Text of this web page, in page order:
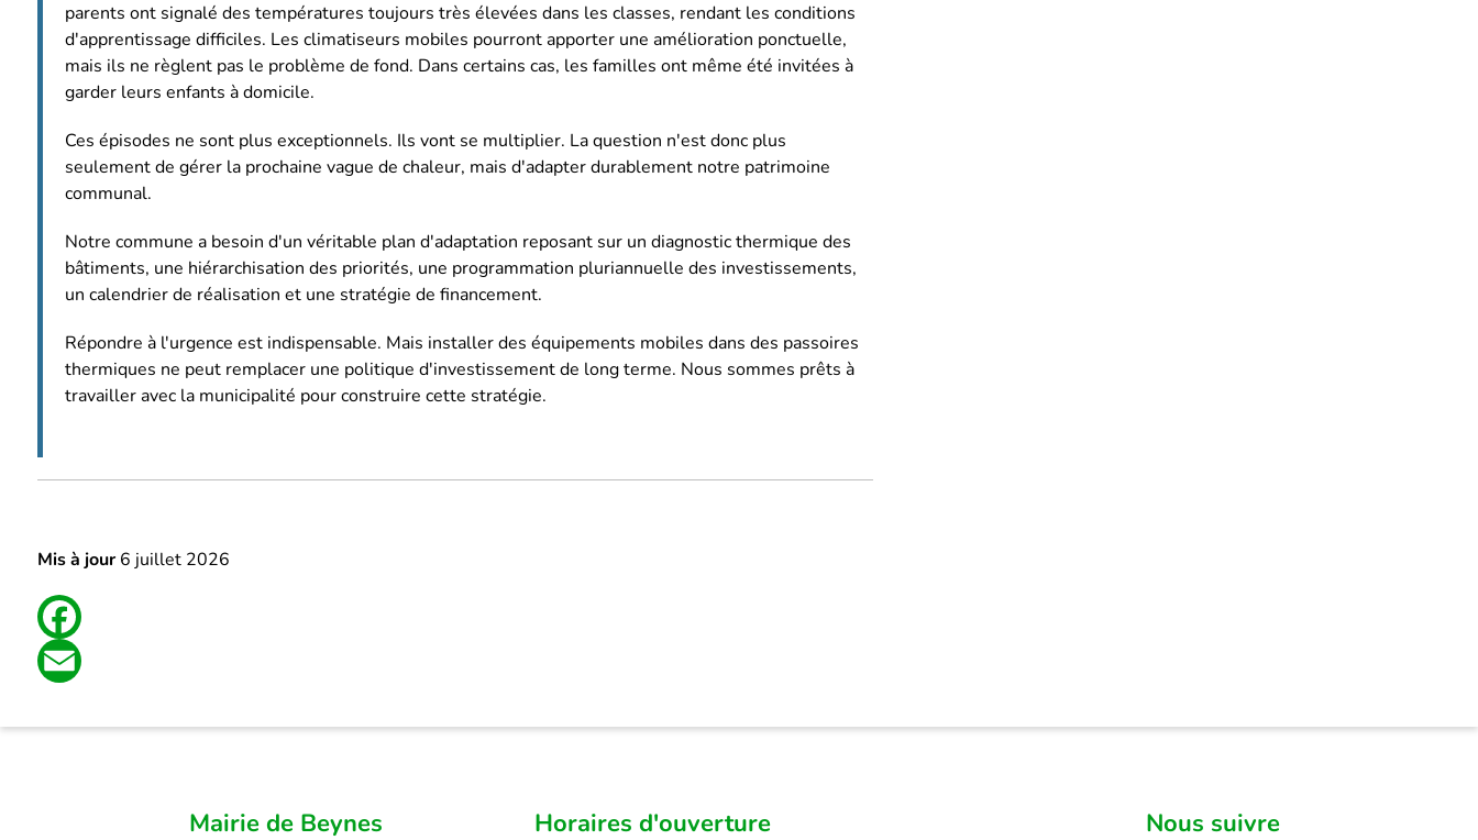
parents ont signalé des températures toujours très élevées dans les classes, rendant les conditions
d'apprentissage difficiles. Les climatiseurs mobiles pourront apporter une amélioration ponctuelle,
mais ils ne règlent pas le problème de fond. Dans certains cas, les familles ont même été invitées à
garder leurs enfants à domicile.
Ces épisodes ne sont plus exceptionnels. Ils vont se multiplier. La question n'est donc plus
seulement de gérer la prochaine vague de chaleur, mais d'adapter durablement notre patrimoine
communal.
Notre commune a besoin d'un véritable plan d'adaptation reposant sur un diagnostic thermique des
bâtiments, une hiérarchisation des priorités, une programmation pluriannuelle des investissements,
un calendrier de réalisation et une stratégie de financement.
Répondre à l'urgence est indispensable. Mais installer des équipements mobiles dans des passoires
thermiques ne peut remplacer une politique d'investissement de long terme. Nous sommes prêts à
travailler avec la municipalité pour construire cette stratégie.
Mis à jour 6 juillet 2026
Facebook
Mairie de Beynes Horaires d'ouverture Nous suivre